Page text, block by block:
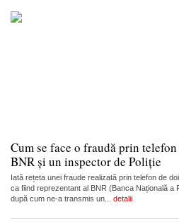
Cum se face o fraudă prin
BNR și un inspector de Poliție
Iată rețeta unei fraude realizată prin telefon de
ca fiind reprezentant al BNR (Banca Națională a
după cum ne-a transmis un... detalii